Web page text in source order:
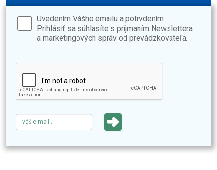
Uvedením Vášho emailu a potrvdením
Prihlásiť sa súhlasíte s príjmaním Newslettera
a marketingových správ od prevádzkovateľa.